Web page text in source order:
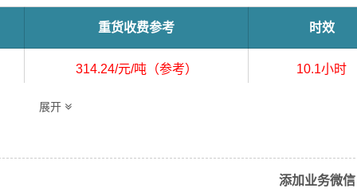
重货收费参考 时效
314.24/元/吨（参考） 10.1小时
展开
添加业务微信